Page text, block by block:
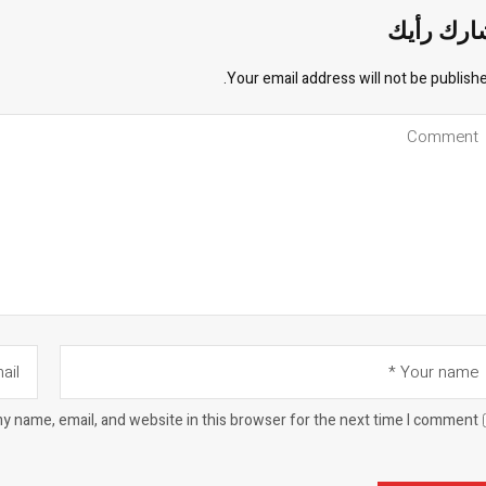
رأيك
Your email address will not be
name, email, and website in this browser for the next time I comment.